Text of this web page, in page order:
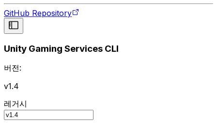
GitHub Repository
Unity Gaming Services CLI
버전:
v1.4
레거시